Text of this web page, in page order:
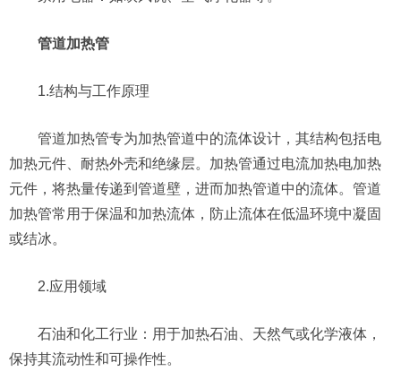
管道加热管
1.结构与工作原理
管道加热管专为加热管道中的流体设计，其结构包括电
加热元件、耐热外壳和绝缘层。加热管通过电流加热电加热
元件，将热量传递到管道壁，进而加热管道中的流体。管道
加热管常用于保温和加热流体，防止流体在低温环境中凝固
或结冰。
2.应用领域
石油和化工行业：用于加热石油、天然气或化学液体，
保持其流动性和可操作性。